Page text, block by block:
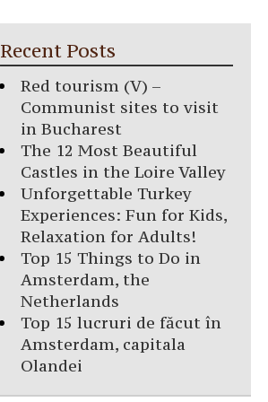
Recent Posts
Red tourism (V) –
Communist sites to visit
in Bucharest
The 12 Most Beautiful
Castles in the Loire Valley
Unforgettable Turkey
Experiences: Fun for Kids,
Relaxation for Adults!
Top 15 Things to Do in
Amsterdam, the
Netherlands
Top 15 lucruri de făcut în
Amsterdam, capitala
Olandei